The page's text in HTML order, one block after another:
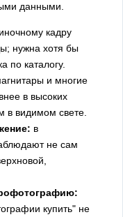
данными.
кадру
нужна хотя бы
по каталогу.
и многие
в высоких
в видимом свете.
в
не сам
купить" не